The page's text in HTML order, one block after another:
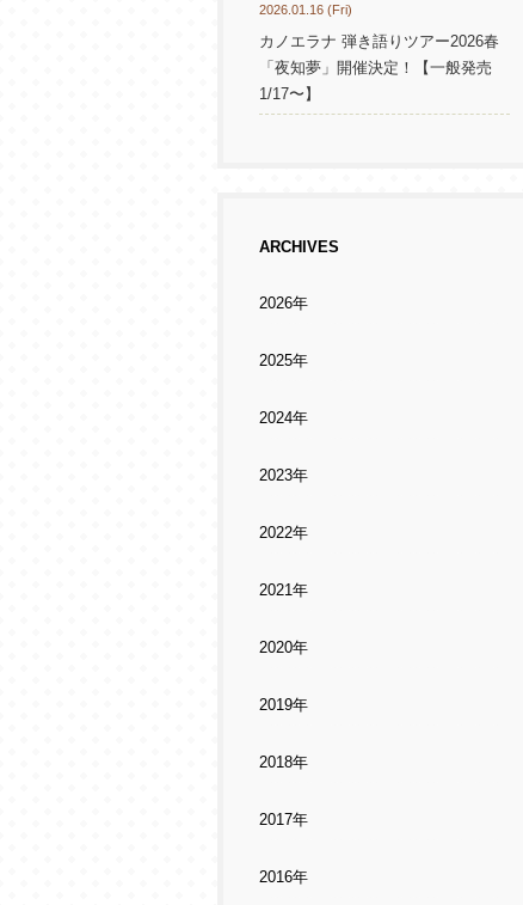
2026.01.16 (Fri)
カノエラナ 弾き語りツアー2026春
「夜知夢」開催決定！【一般発売
1/17〜】
ARCHIVES
2026年
2025年
2024年
2023年
2022年
2021年
2020年
2019年
2018年
2017年
2016年